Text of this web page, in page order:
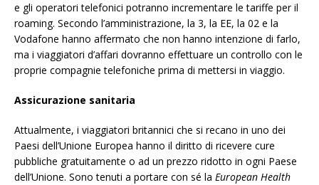
e gli operatori telefonici potranno incrementare le tariffe per il
roaming. Secondo l’amministrazione, la 3, la EE, la 02 e la
Vodafone hanno affermato che non hanno intenzione di farlo,
ma i viaggiatori d’affari dovranno effettuare un controllo con le
proprie compagnie telefoniche prima di mettersi in viaggio.
Assicurazione sanitaria
Attualmente, i viaggiatori britannici che si recano in uno dei
Paesi dell’Unione Europea hanno il diritto di ricevere cure
pubbliche gratuitamente o ad un prezzo ridotto in ogni Paese
dell’Unione. Sono tenuti a portare con sé la European Health